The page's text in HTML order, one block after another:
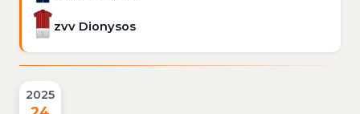
zvv Dionysos
2025